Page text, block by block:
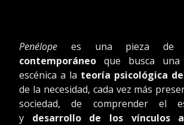
Penélope es una pieza de
contemporáneoque busca una
escénica a la teoría psicológica
de la necesidad, cada vez más
sociedad, de comprender el
y desarrollo de los vínculos